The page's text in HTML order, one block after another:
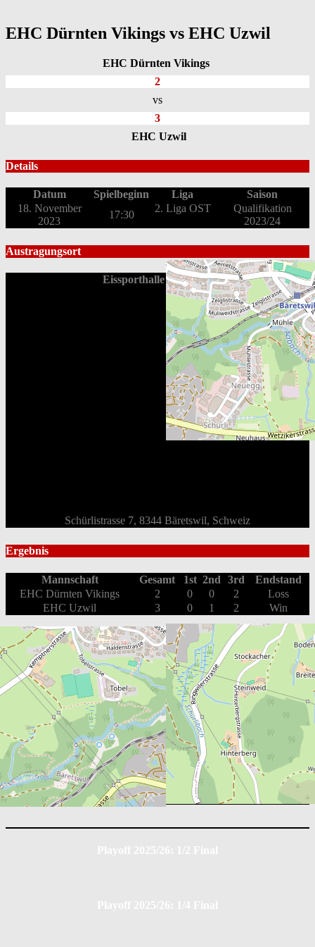
EHC Dürnten Vikings vs EHC Uzwil
EHC Dürnten Vikings
2
vs
3
EHC Uzwil
Details
Datum Spielbeginn Liga
Saison
18. November
2023
17:30
2. Liga OST
Qualifikation
2023/24
Austragungsort
Eissporthalle Bäretswil
Schürlistrasse 7, 8344 Bäretswil, Schweiz
Ergebnis
Mannschaft Gesamt 1st 2nd 3rd
Endstand
EHC Dürnten Vikings
2 0 0 2
Loss
EHC Uzwil
3 0 1 2 Win
Box Score
EHC Dürnten Vikings
Position G A
2
0
EHC Uzwil
Position G A
PIM
3